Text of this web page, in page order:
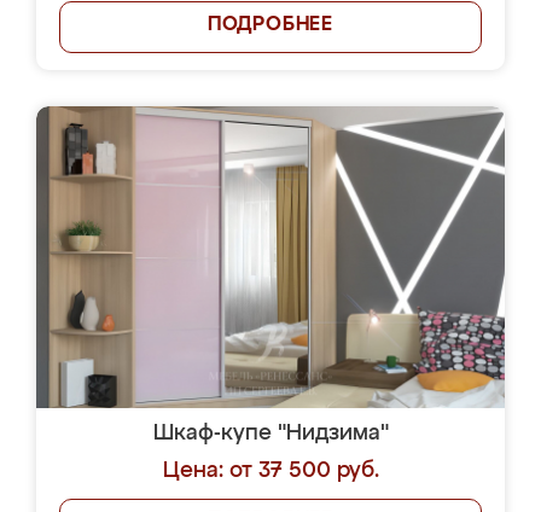
ПОДРОБНЕЕ
Шкаф-купе "Нидзима"
Цена: от 37 500 руб.